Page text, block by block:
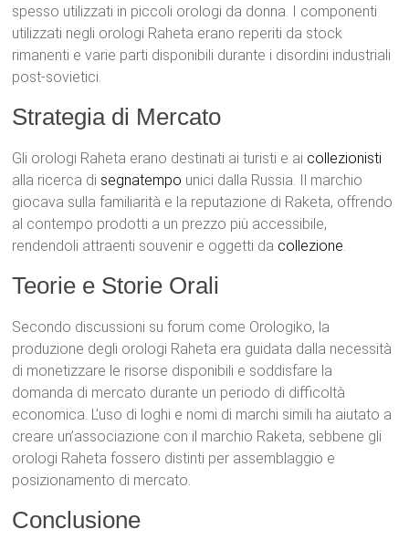
spesso utilizzati in piccoli orologi da donna. I componenti
utilizzati negli orologi Raheta erano reperiti da stock
rimanenti e varie parti disponibili durante i disordini industriali
post-sovietici.
Strategia di Mercato
Gli orologi Raheta erano destinati ai turisti e ai collezionisti
alla ricerca di segnatempo unici dalla Russia. Il marchio
giocava sulla familiarità e la reputazione di Raketa, offrendo
al contempo prodotti a un prezzo più accessibile,
rendendoli attraenti souvenir e oggetti da collezione.
Teorie e Storie Orali
Secondo discussioni su forum come Orologiko, la
produzione degli orologi Raheta era guidata dalla necessità
di monetizzare le risorse disponibili e soddisfare la
domanda di mercato durante un periodo di difficoltà
economica. L’uso di loghi e nomi di marchi simili ha aiutato a
creare un’associazione con il marchio Raketa, sebbene gli
orologi Raheta fossero distinti per assemblaggio e
posizionamento di mercato.
Conclusione